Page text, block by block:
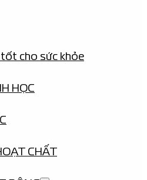
cho sức khỏe
HỌC
CHẤT